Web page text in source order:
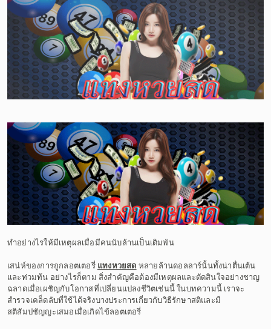
ทำอย่างไรให้มีเหตุผลเมื่อมีคนนับล้านเป็นเดิมพัน
เสน่ห์ของการถูกลอตเตอรี่ แทงหวยสด หลายล้านดอลลาร์นั้นทั้งน่าตื่นเต้น
และท่วมท้น อย่างไรก็ตาม สิ่งสำคัญคือต้องมีเหตุผลและตัดสินใจอย่างชาญ
ฉลาดเมื่อเผชิญกับโอกาสที่เปลี่ยนแปลงชีวิตเช่นนี้ ในบทความนี้ เราจะ
สำรวจเคล็ดลับที่ใช้ได้จริงบางประการเกี่ยวกับวิธีรักษาสติและมี
สติสัมปชัญญะเสมอเมื่อเกิดไข้ลอตเตอรี่